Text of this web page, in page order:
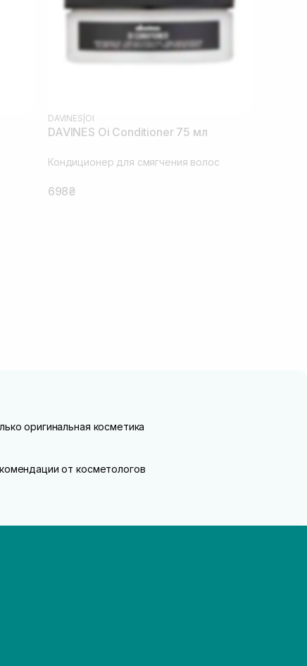
DAVINES OI
DAVINES Oi Conditioner 75 мл
Кондиционер для смягчения волос
698₴
оригинальная косметика
от косметологов